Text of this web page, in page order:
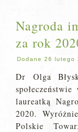
Nagroda
za rok
Dodane 26 lutego
Dr Olga
laureatką
2020.
Polskie